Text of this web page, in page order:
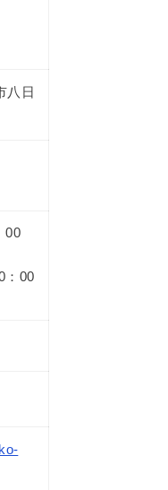
八日
00
：00